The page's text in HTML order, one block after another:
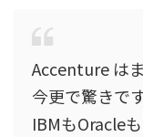
Accenture は
今更で驚きです
IBMもOracle